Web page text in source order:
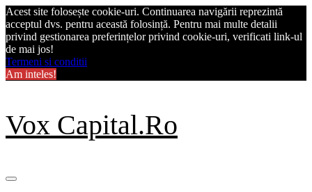
Acest site folosește cookie-uri. Continuarea navigării reprezintă
acceptul dvs. pentru această folosință. Pentru mai multe detalii
privind gestionarea preferințelor privind cookie-uri, verificati link-ul
de mai jos!
Termeni si conditii
Am inteles!
Skip
to
content
Vox Capital.Ro
Primary